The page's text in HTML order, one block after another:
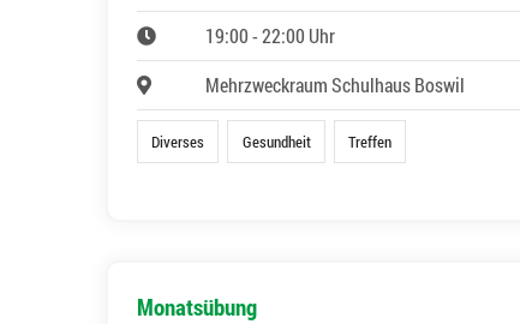
19:00 - 22:00 Uhr
Mehrzweckraum Schulhaus Boswil
Diverses Gesundheit Treffen
Monatsübung